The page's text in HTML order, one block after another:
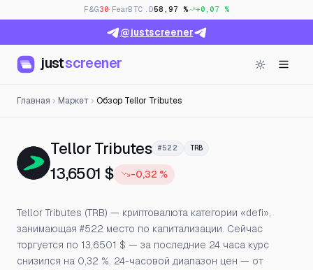
F&G30· FearBTC.D58,97 % +0,07 %
@justscreener
justscreener
Главная Маркет Обзор Tellor Tributes
Tellor Tributes— Цена, открытый
#522 TRB
13,6501 $ -0,32 %
Tellor Tributes (TRB) — криптовалюта категории «defi»,
занимающая #522 место по капитализации. Сейчас
торгуется по 13,6501 $ — за последние 24 часа курс
снизился на 0,32 %. 24-часовой диапазон цен — от